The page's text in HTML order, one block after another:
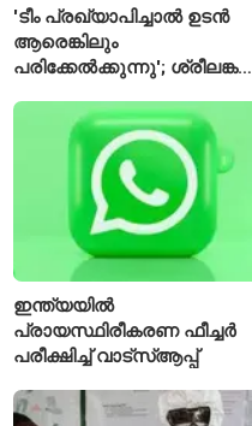
'ടീം പ്രഖ്യാപിച്ചാൽ ഉടൻ
ആരെങ്കിലും
പരിക്കേൽക്കുന്നു'; ശ്രീലങ്കൻ
ടീമിനെ കുറിച്ച് മുൻതാരം
ഇന്ത്യയിൽ
പ്രായസ്ഥിരീകരണ ഫീച്ചർ
പരീക്ഷിച്ച് വാട്‌സ്ആപ്പ്